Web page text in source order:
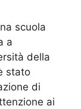
scuola
a
della
stato
di
ai